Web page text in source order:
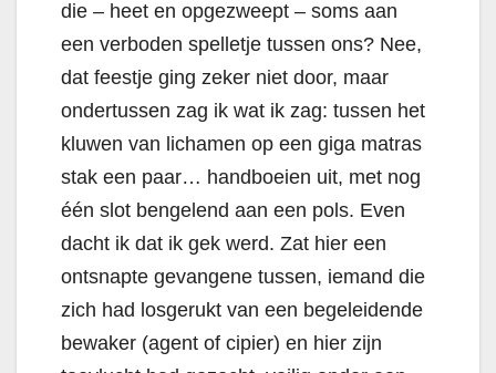
die – heet en opgezweept – soms aan
een verboden spelletje tussen ons? Nee,
dat feestje ging zeker niet door, maar
ondertussen zag ik wat ik zag: tussen het
kluwen van lichamen op een giga matras
stak een paar… handboeien uit, met nog
één slot bengelend aan een pols. Even
dacht ik dat ik gek werd. Zat hier een
ontsnapte gevangene tussen, iemand die
zich had losgerukt van een begeleidende
bewaker (agent of cipier) en hier zijn